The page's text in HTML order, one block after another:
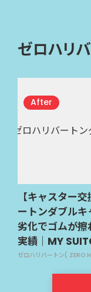
ゼロハリ
【キャスター
ートンダブルキ
劣化でゴムが
実績｜MY
ゼロハリバートン( ZERO